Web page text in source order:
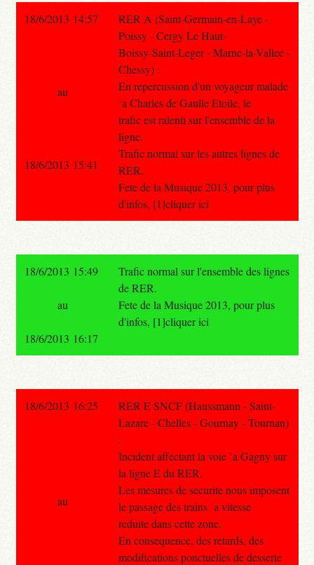
18/6/2013 14:57
RER A (Saint-Germain-en-Laye -
Poissy - Cergy Le Haut-
Boissy-Saint-Leger - Marne-la-Vallee -
Chessy) :
En repercussion d'un voyageur malade
`a Charles de Gaulle Etoile, le
trafic est ralenti sur l'ensemble de la
ligne.
Trafic normal sur les autres lignes de
RER.
Fete de la Musique 2013, pour plus
d'infos, [1]cliquer ici
au
18/6/2013 15:41
18/6/2013 15:49
Trafic normal sur l'ensemble des lignes
de RER.
Fete de la Musique 2013, pour plus
d'infos, [1]cliquer ici
au
18/6/2013 16:17
18/6/2013 16:25
RER E SNCF (Haussmann - Saint-
Lazare - Chelles - Gournay - Tournan)
:
Incident affectant la voie `a Gagny sur
la ligne E du RER.
Les mesures de securite nous imposent
le passage des trains `a vitesse
reduite dans cette zone.
En consequence, des retards, des
modifications ponctuelles de desserte
au